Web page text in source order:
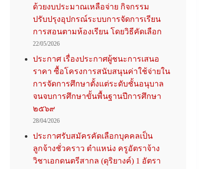
ด้วยงบประมาณเหลือจ่าย กิจกรรม
ปรับปรุงอุปกรณ์ระบบการจัดการเรียน
การสอนตามห้องเรียน โดยวิธีคัดเลือก
22/05/2026
ประกาศ เรื่องประกาศผู้ชนะการเสนอ
ราคา ซื้อโครงการสนับสนุนค่าใช้จ่ายใน
การจัดการศึกษาตั้งแต่ระดับชั้นอนุบาล
จนจบการศึกษาขั้นพื้นฐานปีการศึกษา
๒๕๖๙
28/04/2026
ประกาศรับสมัครคัดเลือกบุคคลเป็น
ลูกจ้างชั่วคราว ตำแหน่ง ครูอัตราจ้าง
วิชาเอกดนตรีสากล (ดุริยางค์) 1 อัตรา